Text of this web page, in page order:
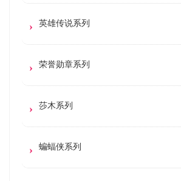
英雄传说系列
荣誉勋章系列
莎木系列
蝙蝠侠系列